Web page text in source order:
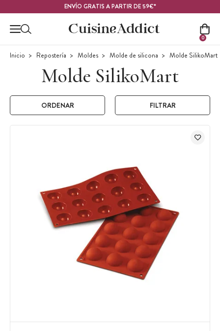
ENVÍO GRATIS A PARTIR DE 59€*
0
Inicio Repostería Moldes Molde de silicona Molde SilikoMart
Molde SilikoMart
ORDENAR FILTRAR